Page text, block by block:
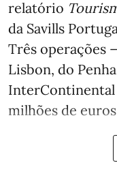
relatório
da Savills
Três operações
Lisbon, do
milhões de